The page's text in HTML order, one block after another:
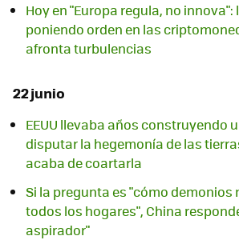
Hoy en "Europa regula, no
poniendo orden en las
afronta turbulencias
22 junio
EEUU llevaba años construyendo
disputar la hegemonía de las
acaba de coartarla
Si la pregunta es "cómo demonios
todos los hogares", China
aspirador"